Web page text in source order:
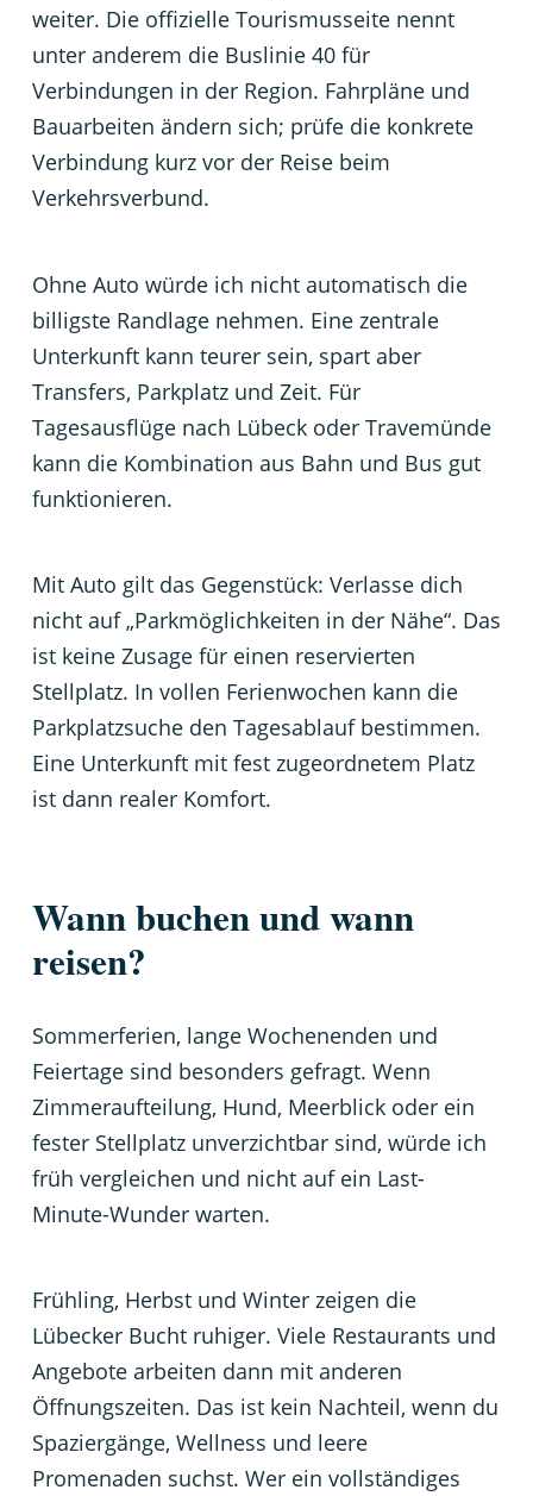
weiter. Die offizielle Tourismusseite nennt
unter anderem die Buslinie 40 für
Verbindungen in der Region. Fahrpläne und
Bauarbeiten ändern sich; prüfe die konkrete
Verbindung kurz vor der Reise beim
Verkehrsverbund.
Ohne Auto würde ich nicht automatisch die
billigste Randlage nehmen. Eine zentrale
Unterkunft kann teurer sein, spart aber
Transfers, Parkplatz und Zeit. Für
Tagesausflüge nach Lübeck oder Travemünde
kann die Kombination aus Bahn und Bus gut
funktionieren.
Mit Auto gilt das Gegenstück: Verlasse dich
nicht auf „Parkmöglichkeiten in der Nähe“. Das
ist keine Zusage für einen reservierten
Stellplatz. In vollen Ferienwochen kann die
Parkplatzsuche den Tagesablauf bestimmen.
Eine Unterkunft mit fest zugeordnetem Platz
ist dann realer Komfort.
Wann buchen und wann
reisen?
Sommerferien, lange Wochenenden und
Feiertage sind besonders gefragt. Wenn
Zimmeraufteilung, Hund, Meerblick oder ein
fester Stellplatz unverzichtbar sind, würde ich
früh vergleichen und nicht auf ein Last-
Minute-Wunder warten.
Frühling, Herbst und Winter zeigen die
Lübecker Bucht ruhiger. Viele Restaurants und
Angebote arbeiten dann mit anderen
Öffnungszeiten. Das ist kein Nachteil, wenn du
Spaziergänge, Wellness und leere
Promenaden suchst. Wer ein vollständiges